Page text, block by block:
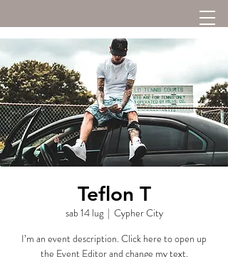
Teflon T
sab 14 lug
  |
Cypher City
I’m an event description. Click here to open up
the Event Editor and change my text.